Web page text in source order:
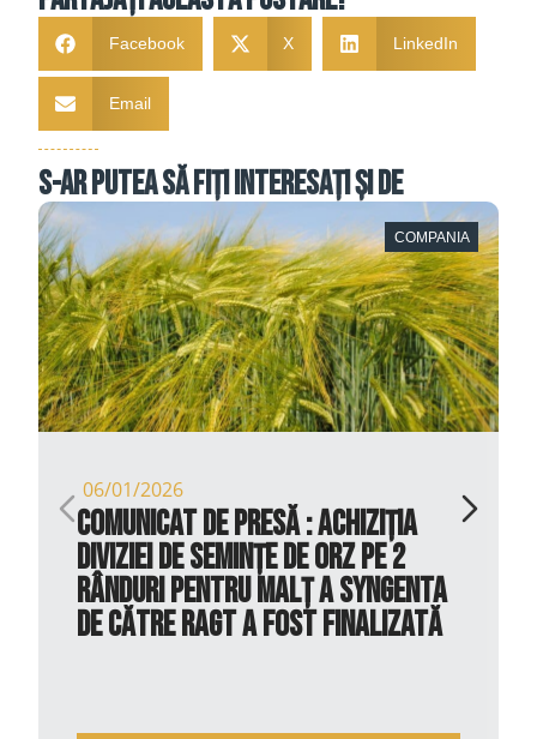
Facebook X LinkedIn
Email
S-ar putea să fiți interesați și de
COMPANIA
06/01/2026
COMUNICAT DE PRESĂ : Achiziția
diviziei de semințe de orz pe 2
rânduri pentru malț a Syngenta
de către RAGT a fost finalizată